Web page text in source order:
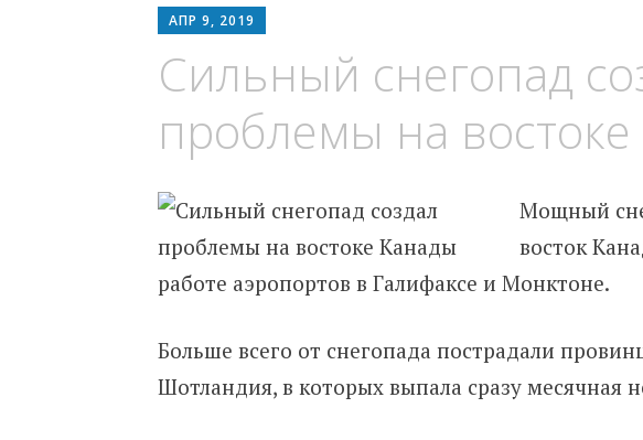
АПР 9, 2019
Сильный снегопад
проблемы на
Мощный
восток
работе аэропортов в Галифаксе и Монктоне.
Больше всего от снегопада пострадали
Шотландия, в которых выпала сразу месячная